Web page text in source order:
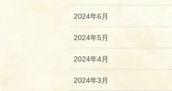
2024年6月
2024年5月
2024年4月
2024年3月